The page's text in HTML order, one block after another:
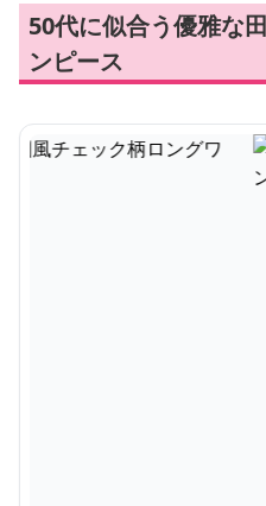
50代に似合う優雅な
ンピース